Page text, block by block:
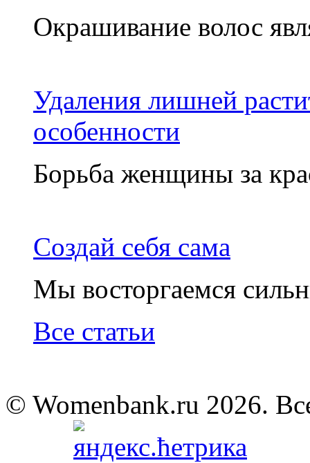
Окрашивание волос
Удаления лишней
особенности
Борьба женщины за
Создай себя сама
Мы восторгаемся
Все статьи
© Womenbank.ru 2026.